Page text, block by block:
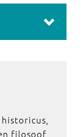
filosoof